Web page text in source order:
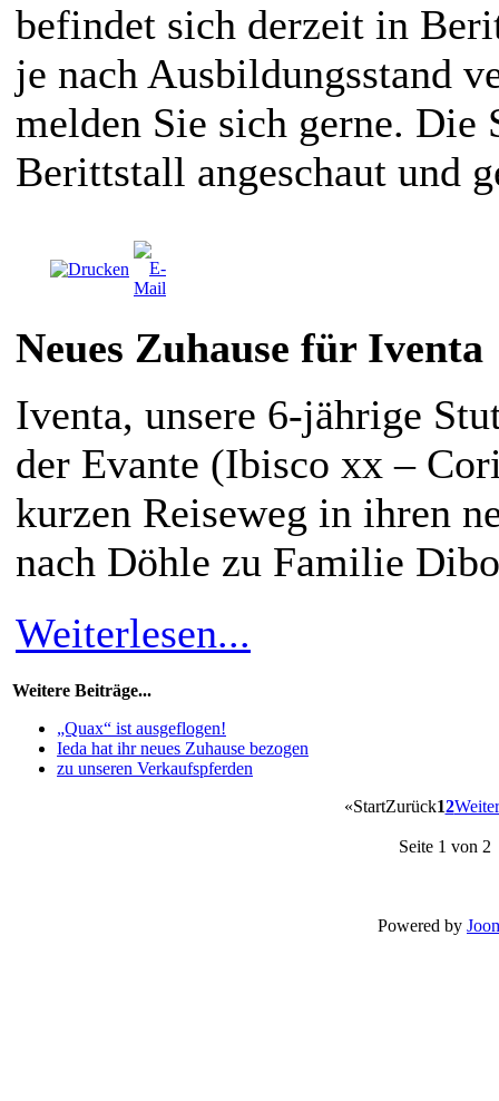
befindet sich derzeit in
je nach Ausbildungsstand
melden Sie sich gerne. Die
Berittstall angeschaut und
Neues Zuhause für Iventa
Iventa, unsere 6-jährige
der Evante (Ibisco xx –
kurzen Reiseweg in ihren
nach Döhle zu Familie
Weiterlesen...
Weitere Beiträge...
„Quax“ ist ausgeflogen!
Ieda hat ihr neues Zuhause bezogen
zu unseren Verkaufspferden
«StartZurück12Weiter
Seite 1 von 2
Powered by